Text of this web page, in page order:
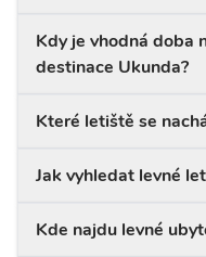
Kdy je vhodná doba
destinace Ukunda?
Které letiště se
Jak vyhledat levné
Kde najdu levné